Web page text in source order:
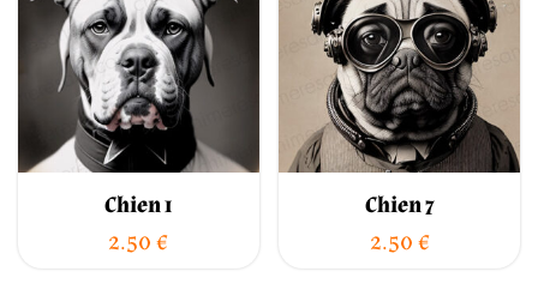
Chien 1
2.50€
Chien 7
2.50€